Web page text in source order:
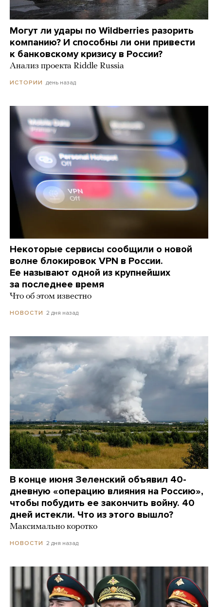
Могут ли удары по Wildberries разорить
компанию? И способны ли они привести
к банковскому кризису в России?
Анализ проекта Riddle Russia
ИСТОРИИ день назад
Некоторые сервисы сообщили о новой
волне блокировок VPN в России.
Ее называют одной из крупнейших
за последнее время
Что об этом известно
НОВОСТИ 2 дня назад
В конце июня Зеленский объявил 40-
дневную «операцию влияния на Россию»,
чтобы побудить ее закончить войну. 40
дней истекли. Что из этого вышло?
Максимально коротко
НОВОСТИ 2 дня назад